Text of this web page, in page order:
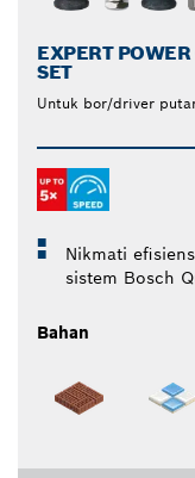
EXPERT
SET
Untuk bor/driver
Nikmati
sistem Bosch
Bahan